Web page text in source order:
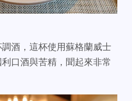
酒，這杯使用蘇格蘭威士
口酒與苦精，聞起來非常